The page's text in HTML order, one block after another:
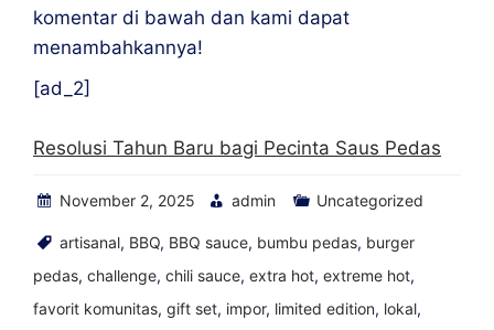
komentar di bawah dan kami dapat
menambahkannya!
[ad_2]
Resolusi Tahun Baru bagi Pecinta Saus Pedas
November 2, 2025 admin Uncategorized
artisanal, BBQ, BBQ sauce, bumbu pedas, burger
pedas, challenge, chili sauce, extra hot, extreme hot,
favorit komunitas, gift set, impor, limited edition, lokal,